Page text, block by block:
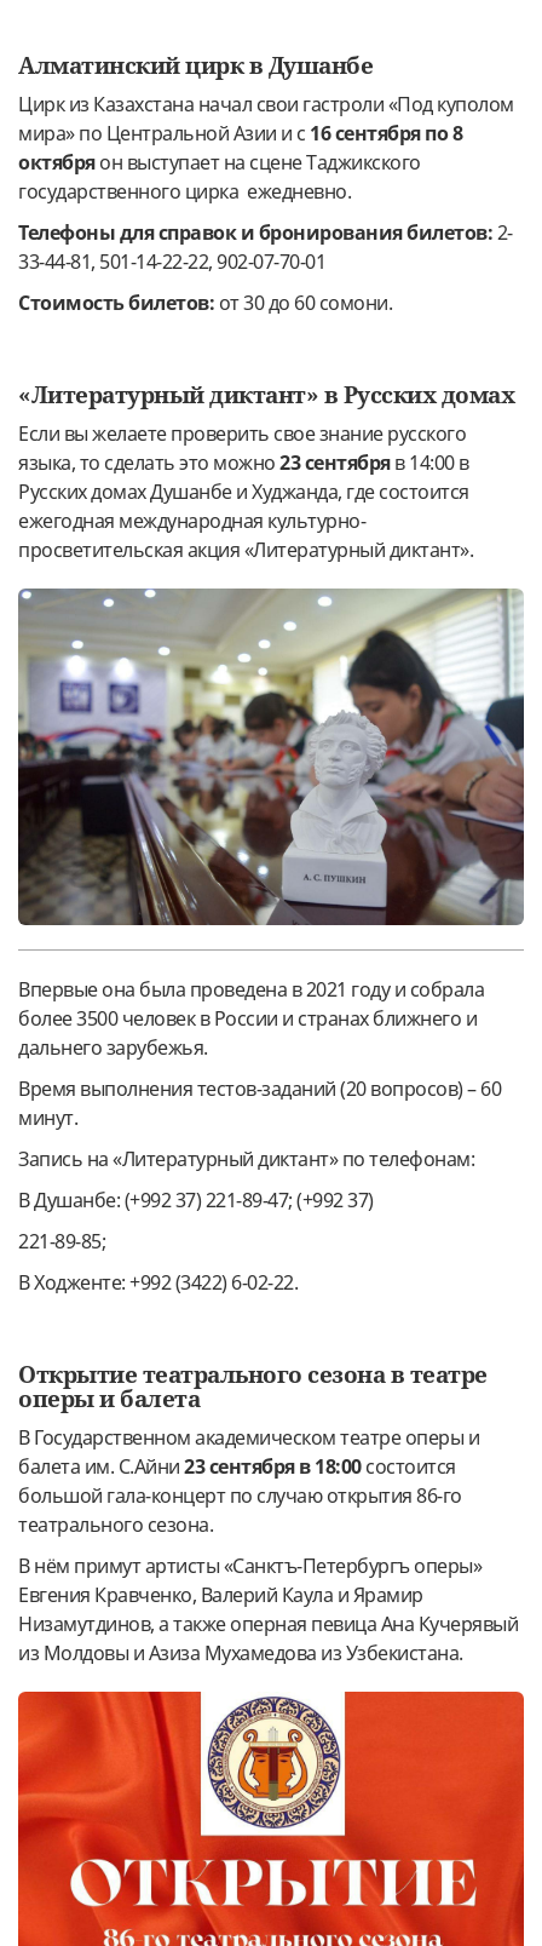
Алматинский цирк в Душанбе
Цирк из Казахстана начал свои гастроли «Под куполом
мира» по Центральной Азии и с 16 сентября по 8
октябряон выступает на сцене Таджикского
государственного цирка ежедневно.
Телефоны для справок и бронирования билетов:2-
33-44-81, 501-14-22-22, 902-07-70-01
Стоимость билетов: от 30 до 60 сомони.
«Литературный диктант» в Русских домах
Если вы желаете проверить свое знание русского
языка, то сделать это можно23 сентябряв 14:00 в
Русских домах Душанбе и Худжанда, где состоится
ежегодная международная культурно-
просветительская акция «Литературный диктант».
Впервые она была проведена в 2021 году и собрала
более 3500 человек в России и странах ближнего и
дальнего зарубежья.
Время выполнения тестов-заданий (20 вопросов) – 60
минут.
Запись на «Литературный диктант» по телефонам:
В Душанбе: (+992 37) 221-89-47; (+992 37)
221-89-85;
В Ходженте: +992 (3422) 6-02-22.
Открытие театрального сезона в театре
оперы и балета
В Государственном академическом театре оперы и
балета им. С.Айни23 сентября в 18:00состоится
большой гала-концерт по случаю открытия 86-го
театрального сезона.
В нём примут артисты «Санктъ-Петербургъ оперы»
Евгения Кравченко, Валерий Каула и Ярамир
Низамутдинов, а также оперная певица Ана Кучерявый
из Молдовы и Азиза Мухамедова из Узбекистана.